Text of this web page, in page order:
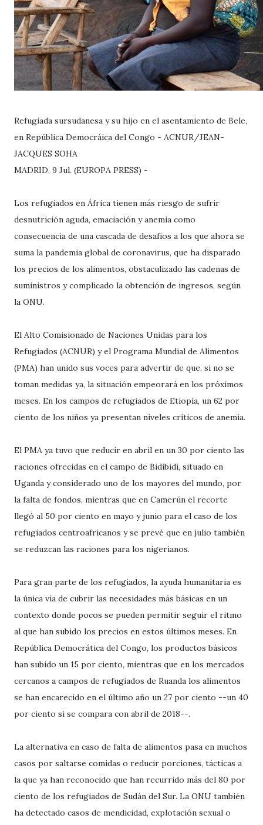
Refugiada sursudanesa y su hijo en el asentamiento de Bele,
en República Democráica del Congo - ACNUR/JEAN-
JACQUES SOHA
MADRID, 9 Jul. (EUROPA PRESS) -
Los refugiados en África tienen más riesgo de sufrir
desnutrición aguda, emaciación y anemia como
consecuencia de una cascada de desafíos a los que ahora se
suma la pandemia global de coronavirus, que ha disparado
los precios de los alimentos, obstaculizado las cadenas de
suministros y complicado la obtención de ingresos, según
la ONU.
El Alto Comisionado de Naciones Unidas para los
Refugiados (ACNUR) y el Programa Mundial de Alimentos
(PMA) han unido sus voces para advertir de que, si no se
toman medidas ya, la situación empeorará en los próximos
meses. En los campos de refugiados de Etiopía, un 62 por
ciento de los niños ya presentan niveles críticos de anemia.
El PMA ya tuvo que reducir en abril en un 30 por ciento las
raciones ofrecidas en el campo de Bidibidi, situado en
Uganda y considerado uno de los mayores del mundo, por
la falta de fondos, mientras que en Camerún el recorte
llegó al 50 por ciento en mayo y junio para el caso de los
refugiados centroafricanos y se prevé que en julio también
se reduzcan las raciones para los nigerianos.
Para gran parte de los refugiados, la ayuda humanitaria es
la única vía de cubrir las necesidades más básicas en un
contexto donde pocos se pueden permitir seguir el ritmo
al que han subido los precios en estos últimos meses. En
República Democrática del Congo, los productos básicos
han subido un 15 por ciento, mientras que en los mercados
cercanos a campos de refugiados de Ruanda los alimentos
se han encarecido en el último año un 27 por ciento --un 40
por ciento si se compara con abril de 2018--.
La alternativa en caso de falta de alimentos pasa en muchos
casos por saltarse comidas o reducir porciones, tácticas a
la que ya han reconocido que han recurrido más del 80 por
ciento de los refugiados de Sudán del Sur. La ONU también
ha detectado casos de mendicidad, explotación sexual o